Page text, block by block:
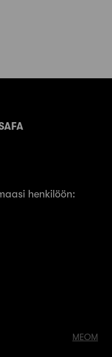
henkilöön:
MEOM